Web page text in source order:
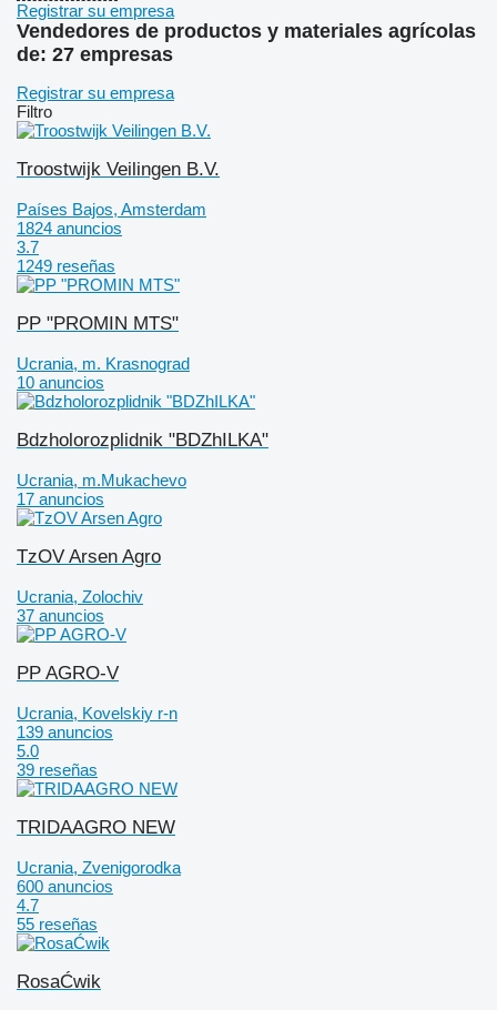
Registrar su empresa
Vendedores de productos y materiales agrícolas
de: 27 empresas
Registrar su empresa
Filtro
Troostwijk Veilingen B.V.
Países Bajos, Amsterdam
1824 anuncios
3.7
1249 reseñas
PP "PROMIN MTS"
Ucrania, m. Krasnograd
10 anuncios
Bdzholorozplidnik "BDZhILKA"
Ucrania, m.Mukachevo
17 anuncios
TzOV Arsen Agro
Ucrania, Zolochiv
37 anuncios
PP AGRO-V
Ucrania, Kovelskiy r-n
139 anuncios
5.0
39 reseñas
TRIDAAGRO NEW
Ucrania, Zvenigorodka
600 anuncios
4.7
55 reseñas
RosaĆwik